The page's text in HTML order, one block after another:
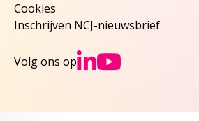
Cookies
Inschrijven NCJ-nieuwsbrief
Volg ons op Ga naar